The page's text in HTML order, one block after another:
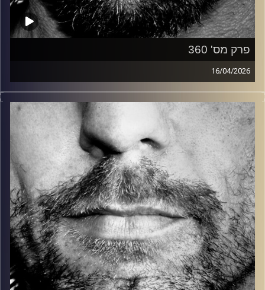
פרק מס' 360
16/04/2026
זיפים, מוזיקה מחוספסת של הופעות חיות. הרבה ג'אם, רוק,
בלוז, bluegrass, ג'אז, Fאנק, פרוגרסיב ואפילו אלקטרוניקה.
כל מה שחי, אמיתי ונושם.
עם שמוליק רגב.
קרדיט תמונות: David Goehring